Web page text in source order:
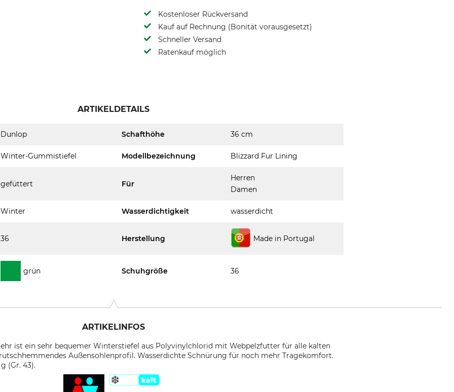
Kostenloser Rückversand
Kauf auf Rechnung (Bonität vorausgesetzt)
Schneller Versand
Ratenkauf möglich
ARTIKELDETAILS
Dunlop Schafthöhe 36 cm
Winter-Gummistiefel Modellbezeichnung Blizzard Fur Lining
gefüttert Für
Herren
Damen
Winter Wasserdichtigkeit wasserdicht
36 Herstellung Made in Portugal
grün Schuhgröße 36
ARTIKELINFOS
ist ein sehr bequemer Winterstiefel aus Polyvinylchlorid mit Webpelzfutter für alle kalten
Außensohlenprofil. Wasserdichte Schnürung für noch mehr Tragekomfort.
(Gr. 43).